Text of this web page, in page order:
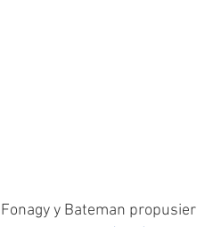
Fonagy y Bateman